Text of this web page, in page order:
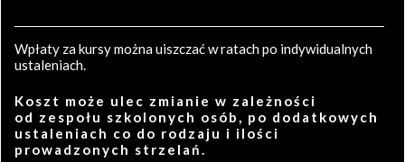
Wpłaty za kursy można uiszczać w ratach po indywidualnych
ustaleniach.
Koszt może ulec zmianie w zależności
od zespołu szkolonych osób, po dodatkowych
ustaleniach co do rodzaju i ilości
prowadzonych strzelań.